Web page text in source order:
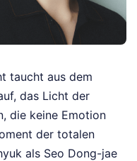
taucht aus dem
das Licht der
die keine Emotion
der totalen
als Seo Dong-jae